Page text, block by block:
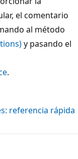
el comentario
al método
y pasando el
.
referencia rápida